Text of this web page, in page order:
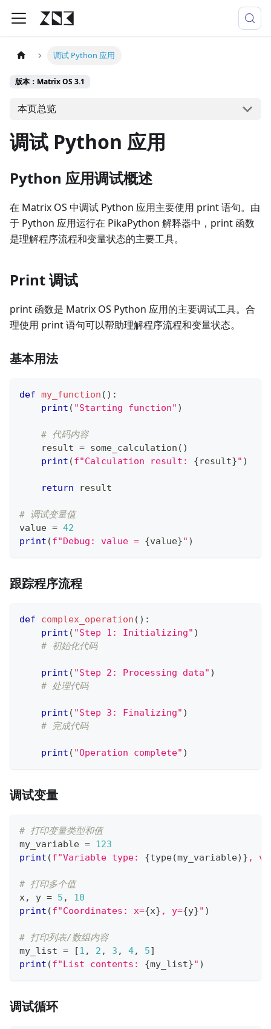
调试 Python 应用
版本：Matrix OS 3.1
本页总览
调试 Python 应用
Python 应用调试概述
在 Matrix OS 中调试 Python 应用主要使用 print 语句。由
于 Python 应用运行在 PikaPython 解释器中，print 函数
是理解程序流程和变量状态的主要工具。
Print 调试
print 函数是 Matrix OS Python 应用的主要调试工具。合
理使用 print 语句可以帮助理解程序流程和变量状态。
基本用法
def my_function ( ) :
print ( "Starting function" )
# 代码内容
    result
= some_calculation ( )
print (f"Calculation result: {result}" )
return result
# 调试变量值
value = 42
print (f"Debug: value = {value}" )
跟踪程序流程
def complex_operation ( ) :
print ( "Step 1: Initializing" )
# 初始化代码
print ( "Step 2: Processing data" )
# 处理代码
print ( "Step 3: Finalizing" )
# 完成代码
print ( "Operation complete" )
调试变量
# 打印变量类型和值
my_variable = 123
print (f"Variable type: {type(my_variable) } ,
# 打印多个值
x, y = 5 ,
10
print (f"Coordinates: x={x} , y={y}" )
# 打印列表/数组内容
my_list = [1 , 2 , 3 , 4, 5]
print (f"List contents: {my_list}" )
调试循环